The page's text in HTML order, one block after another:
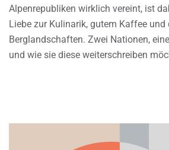
Alpenrepubliken wirklich vereint, ist
Liebe zur Kulinarik, gutem Kaffee und
Berglandschaften. Zwei Nationen,
und wie sie diese weiterschreiben